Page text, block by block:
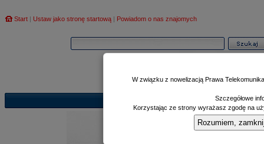
Start | Ustaw jako stronę startową | Powiadom o nas znajomych
Poczekalnia|
W związku z nowelizacją Prawa
Szczegółowe
Korzystając ze strony wyrażasz zgodę na
Rozumiem,